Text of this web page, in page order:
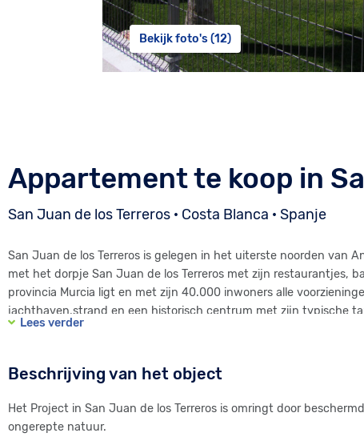
Bekijk foto's (12)
Appartement te koop in
San Juan de los Terreros · Costa Blanca · Spanje
San Juan de los Terreros is gelegen in het uiterste noorden van
met het dorpje San Juan de los Terreros met zijn restaurantjes,
provincia Murcia ligt en met zijn 40.000 inwoners alle
jachthaven,strand en een historisch centrum met zijn typische
Lees verder
Beschrijving van het object
Het Project in San Juan de los Terreros is omringt door
ongerepte natuur.